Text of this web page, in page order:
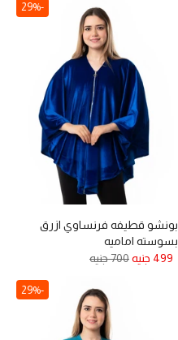
-29%
بونشو قطيفه فرنساوي ازرق
بسوسته اماميه
499 جنيه
700 جنيه
-29%